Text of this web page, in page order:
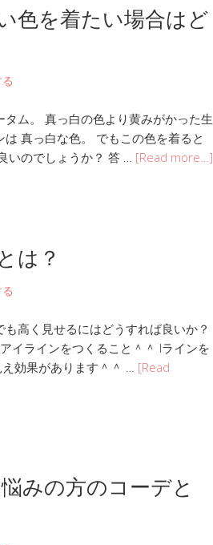
色を着たい場合はど
ム。 真っ白の色より黄みがかった生
真っ白な色。 でもこの色を着ると
いのでしょうか？ 答 … [Read more…]
は？
高く見せるにはどうすれば良いか？
イラインをつくること＾＾ Iラインを
効果があります＾＾ … [Read
みの方のコーデと